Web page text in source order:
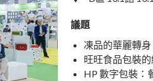
議題
凍品的華麗轉
旺旺食品包裝
HP 數字包裝：